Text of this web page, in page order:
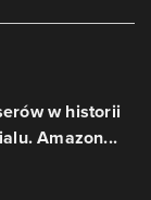
w historii
Amazon...